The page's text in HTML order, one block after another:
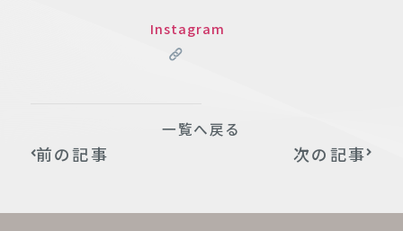
Instagram
一覧へ戻る
前の記事 次の記事